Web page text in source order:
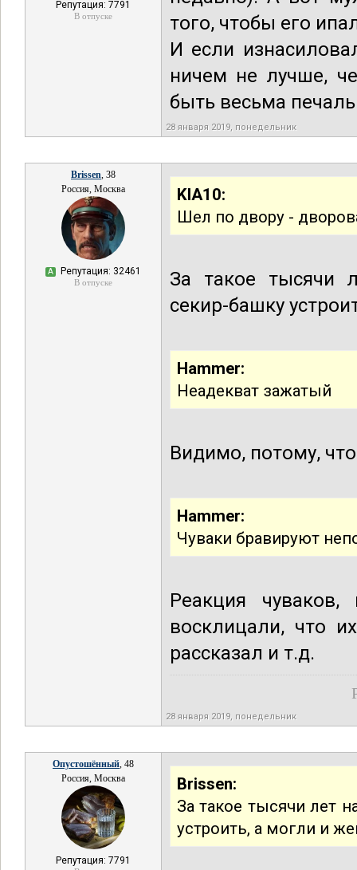
Репутация: 7791
В отпуске
того, чтобы его
И если
ничем не лучше,
быть весьма
28 января 2019, понедельник
Brissen, 38
Россия, Москва
А Репутация: 32461
В отпуске
KIA10:
Шел по двору -
За такое тысячи
секир-башку
Hammer:
Неадекват зажатый
Видимо, потому,
Hammer:
Чуваки бравируют
Реакция
восклицали, что
рассказал и т.д.
28 января 2019, понедельник
Опустошённый, 48
Россия, Москва
Репутация: 7791
Brissen:
За такое тысячи лет
устроить, а могли и